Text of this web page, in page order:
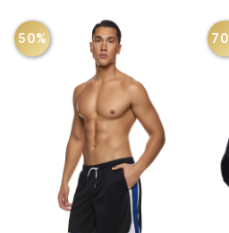
50%